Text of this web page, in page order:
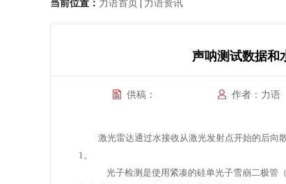
|
声呐测试数据和
供稿： 作者：力语
激光雷达通过水接收从激光发射点开始的后向
1。
光子检测是使用紧凑的硅单光子雪崩二极管